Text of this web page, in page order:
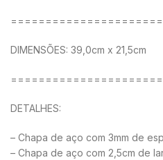
DIMENSÕES: 39,0cm x 21,5cm
DETALHES:
– Chapa de aço com 3mm de
– Chapa de aço com 2,5cm de